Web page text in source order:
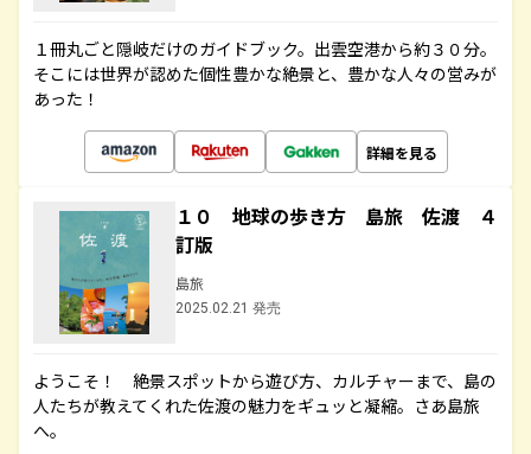
１冊丸ごと隠岐だけのガイドブック。出雲空港から約３０分。
そこには世界が認めた個性豊かな絶景と、豊かな人々の営みが
あった！
詳細を見る
１０ 地球の歩き方 島旅 佐渡 ４
訂版
島旅
2025.02.21 発売
ようこそ！ 絶景スポットから遊び方、カルチャーまで、島の
人たちが教えてくれた佐渡の魅力をギュッと凝縮。さあ島旅
へ。